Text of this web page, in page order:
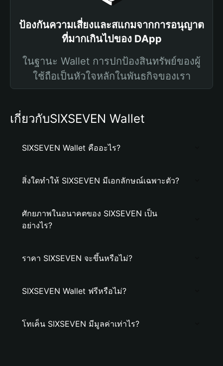
ป้องกันความเสี่ยงและสแกมจากการอนุญาต
ที่มากเกินไปของ DApp
ในฐานะ Wallet การปกป้องสินทรัพย์ของผู้
ใช้ถือเป็นหัวใจหลักในพันธกิจของเรา
เกี่ยวกับSIXSEVEN Wallet
SIXSEVEN Wallet คืออะไร?
สิ่งใดทำให้ SIXSEVEN มีเอกลักษณ์เฉพาะตัว?
ศักยภาพในอนาคตของ SIXSEVEN เป็น
อย่างไร?
ราคา SIXSEVEN จะขึ้นหรือไม่?
SIXSEVEN Wallet ฟรีหรือไม่?
โทเค็น SIXSEVEN มีมูลค่าเท่าไร?